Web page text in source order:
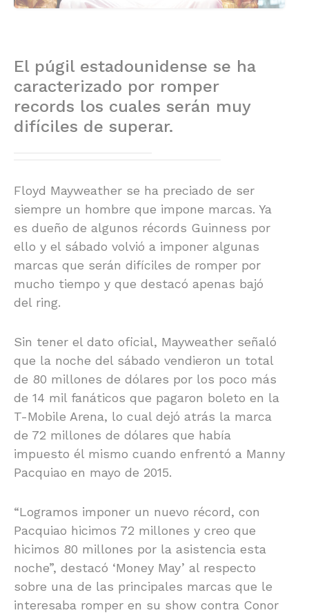
El púgil estadounidense se ha
caracterizado por romper
records los cuales serán muy
difíciles de superar.
Floyd Mayweather se ha preciado de ser
siempre un hombre que impone marcas. Ya
es dueño de algunos récords Guinness por
ello y el sábado volvió a imponer algunas
marcas que serán difíciles de romper por
mucho tiempo y que destacó apenas bajó
del ring.
Sin tener el dato oficial, Mayweather señaló
que la noche del sábado vendieron un total
de 80 millones de dólares por los poco más
de 14 mil fanáticos que pagaron boleto en la
T-Mobile Arena, lo cual dejó atrás la marca
de 72 millones de dólares que había
impuesto él mismo cuando enfrentó a Manny
Pacquiao en mayo de 2015.
“Logramos imponer un nuevo récord, con
Pacquiao hicimos 72 millones y creo que
hicimos 80 millones por la asistencia esta
noche”, destacó ‘Money May’ al respecto
sobre una de las principales marcas que le
interesaba romper en su show contra Conor